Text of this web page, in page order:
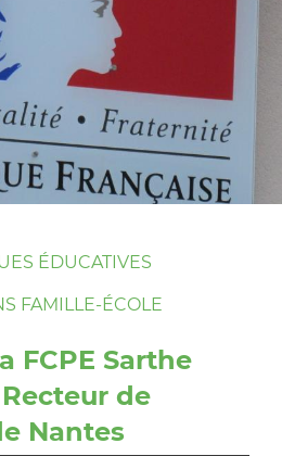
ÉDUCATIVES
FAMILLE-ÉCOLE
FCPE Sarthe
de
Nantes